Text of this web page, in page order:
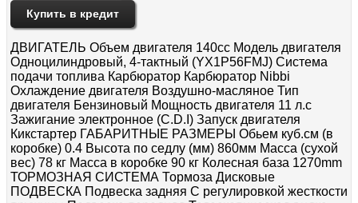
Купить в кредит
ДВИГАТЕЛЬ Объем двигателя 140cc Модель двигателя
Одноцилиндровый, 4-тактный (YX1P56FMJ) Система
подачи топлива Карбюратор Карбюратор Nibbi
Охлаждение двигателя Воздушно-масляное Тип
двигателя Бензиновый Мощность двигателя 11 л.с
Зажигание электронное (C.D.I) Запуск двигателя
Кикстартер ГАБАРИТНЫЕ РАЗМЕРЫ Обьем куб.см (в
коробке) 0.4 Высота по седлу (мм) 860мм Масса (сухой
вес) 78 кг Масса в коробке 90 кг Колесная база 1270mm
ТОРМОЗНАЯ СИСТЕМА Тормоза Дисковые
ПОДВЕСКА Подвеска задняя С регулировкой жесткости